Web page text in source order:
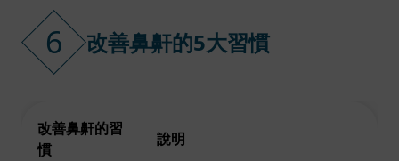
6 改善鼻鼾的5大習慣
改善鼻鼾的習
慣
說明